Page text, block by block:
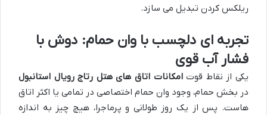
ریلکس کردن تبدیل می سازد.
تجربه ای دلچسب با وان حمام: دوش با
فشار آب قوی
یکی از نقاط قوتامکانات اتاق های هتل رتاج رویال استانبول
در بخش حمام، وجود وان حمام اختصاصی در تمامی یا اکثر اتاق
هاست. پس از یک روز طولانی و پرماجرا، هیچ چیز به اندازه